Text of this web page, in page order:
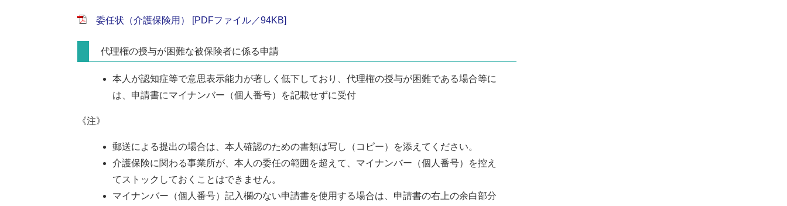
委任状（介護保険用） [PDFファイル／94KB]
代理権の授与が困難な被保険者に係る申請
本人が認知症等で意思表示能力が著しく低下しており、代理権の授与が困難である場合等に
は、申請書にマイナンバー（個人番号）を記載せずに受付
《注》
郵送による提出の場合は、本人確認のための書類は写し（コピー）を添えてください。
介護保険に関わる事業所が、本人の委任の範囲を超えて、マイナンバー（個人番号）を控え
てストックしておくことはできません。
マイナンバー（個人番号）記入欄のない申請書を使用する場合は、申請書の右上の余白部分